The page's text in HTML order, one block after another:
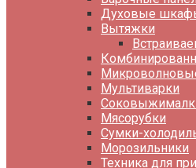
Духовые
Вытяжки
Мультиварки
Мясорубки
Сумки-
Морозильники
Техника для